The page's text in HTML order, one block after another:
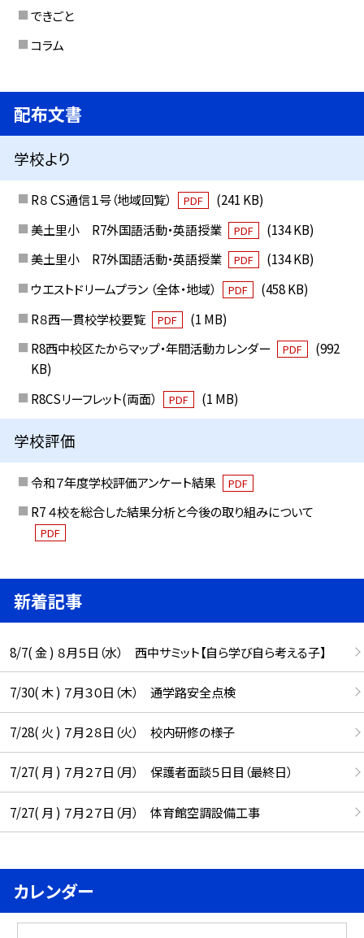
できごと
コラム
配布文書
学校より
R８ CS通信１号（地域回覧） PDF
(241 KB)
美土里小 R7外国語活動・英語授業
PDF
(134 KB)
美土里小 R7外国語活動・英語授業
PDF
(134 KB)
ウエストドリームプラン （全体・地域）
PDF
(458 KB)
R８西一貫校学校要覧
PDF
(1 MB)
R8西中校区たからマップ・年間活動カレンダー
PDF
(992
KB)
R8CSリーフレット(両面）
PDF (1 MB)
学校評価
令和７年度学校評価アンケート結果 PDF
R7 ４校を総合した結果分析と今後の取り組みについて
PDF
新着記事
8/7( 金 ) ８月５日（水） 西中サミット【自ら学び自ら考える子】
7/30( 木 ) ７月３０日（木） 通学路安全点検
7/28( 火 ) ７月２８日（火） 校内研修の様子
7/27( 月 ) ７月２７日（月） 保護者面談５日目（最終日）
7/27( 月 ) ７月２７日（月） 体育館空調設備工事
カレンダー